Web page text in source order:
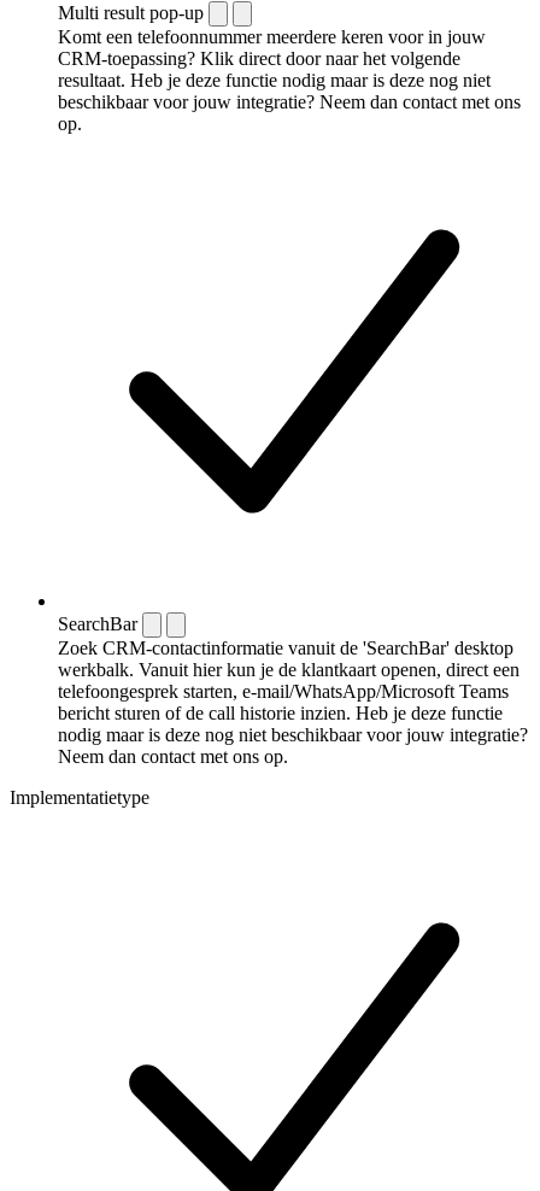
Multi result pop-up
Komt een telefoonnummer meerdere keren voor in jouw
CRM-toepassing? Klik direct door naar het volgende
resultaat. Heb je deze functie nodig maar is deze nog niet
beschikbaar voor jouw integratie? Neem dan contact met ons
op.
SearchBar
Zoek CRM-contactinformatie vanuit de 'SearchBar' desktop
werkbalk. Vanuit hier kun je de klantkaart openen, direct een
telefoongesprek starten, e-mail/WhatsApp/Microsoft Teams
bericht sturen of de call historie inzien. Heb je deze functie
nodig maar is deze nog niet beschikbaar voor jouw integratie?
Neem dan contact met ons op.
Implementatietype